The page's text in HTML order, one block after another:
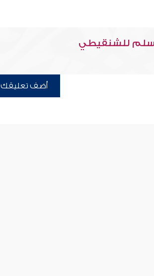
وسلم للشنقيطي
أضف تعليقك